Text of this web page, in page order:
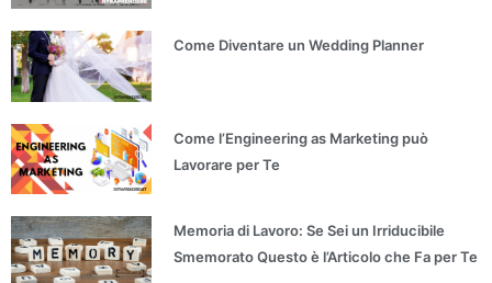
Come Diventare un Wedding Planner
Come l’Engineering as Marketing può
Lavorare per Te
Memoria di Lavoro: Se Sei un Irriducibile
Smemorato Questo è l’Articolo che Fa per Te